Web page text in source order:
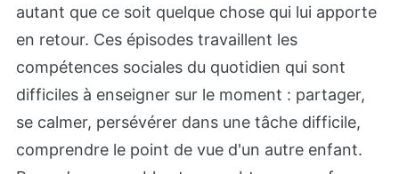
autant que ce soit quelque chose qui lui apporte
en retour. Ces épisodes travaillent les
compétences sociales du quotidien qui sont
difficiles à enseigner sur le moment : partager,
se calmer, persévérer dans une tâche difficile,
comprendre le point de vue d'un autre enfant.